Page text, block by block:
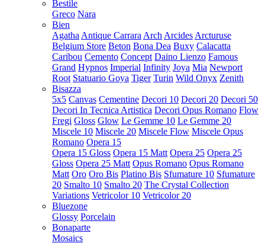
Bestile
Greco Nara
Bien
Agatha Antique Carrara Arch Arcides Arcturuse
Belgium Store Beton Bona Dea Buxy Calacatta
Caribou Cemento Concept Daino Lienzo Famous
Grand Hypnos Imperial Infinity Joya Mia Newport
Root Statuario Goya Tiger Turin Wild Onyx Zenith
Bisazza
5x5 Canvas Cementine Decori 10 Decori 20 Decori 50
Decori In Tecnica Artistica Decori Opus Romano Flow
Fregi Gloss Glow Le Gemme 10 Le Gemme 20
Miscele 10 Miscele 20 Miscele Flow Miscele Opus
Romano Opera 15
Opera 15 Gloss Opera 15 Matt Opera 25 Opera 25
Gloss Opera 25 Matt Opus Romano Opus Romano
Matt Oro Oro Bis Platino Bis Sfumature 10 Sfumature
20 Smalto 10 Smalto 20 The Crystal Collection
Variations Vetricolor 10 Vetricolor 20
Bluezone
Glossy Porcelain
Bonaparte
Mosaics